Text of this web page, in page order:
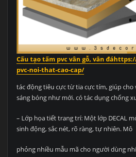
Cấu tạo tấm pvc vân gỗ, vân
pvc-noi-that-cao-cap/
tác động tiêu cực từ tia cực tím, giúp cho
sáng bóng như mới. có tác dụng chống
– Lớp họa tiết trang trí: Một lớp DECAL
sinh động, sắc nét, rõ ràng, tự nhiên. Mô
phỏng nhiều mẫu mã cho người dùng